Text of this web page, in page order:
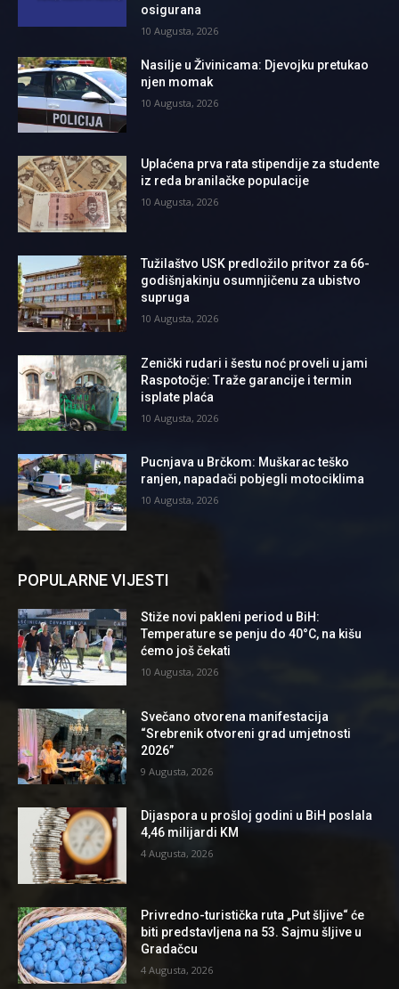
osigurana
10 Augusta, 2026
Nasilje u Živinicama: Djevojku pretukao
njen momak
10 Augusta, 2026
Uplaćena prva rata stipendije za studente
iz reda branilačke populacije
10 Augusta, 2026
Tužilaštvo USK predložilo pritvor za 66-
godišnjakinju osumnjičenu za ubistvo
supruga
10 Augusta, 2026
Zenički rudari i šestu noć proveli u jami
Raspotočje: Traže garancije i termin
isplate plaća
10 Augusta, 2026
Pucnjava u Brčkom: Muškarac teško
ranjen, napadači pobjegli motociklima
10 Augusta, 2026
POPULARNE VIJESTI
Stiže novi pakleni period u BiH:
Temperature se penju do 40°C, na kišu
ćemo još čekati
10 Augusta, 2026
Svečano otvorena manifestacija
“Srebrenik otvoreni grad umjetnosti
2026”
9 Augusta, 2026
Dijaspora u prošloj godini u BiH poslala
4,46 milijardi KM
4 Augusta, 2026
Privredno-turistička ruta „Put šljive“ će
biti predstavljena na 53. Sajmu šljive u
Gradačcu
4 Augusta, 2026